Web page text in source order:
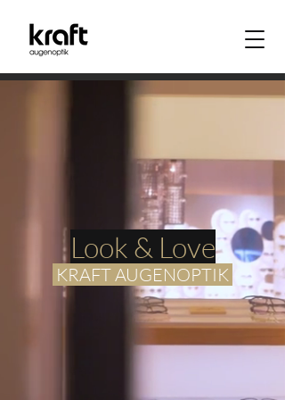
Look & Love
KRAFT AUGENOPTIK